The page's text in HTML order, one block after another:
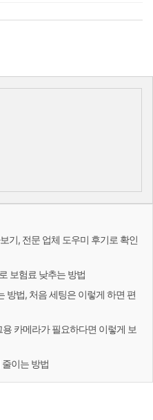
기, 전문 업체 도우미 후기로 확인
보험료 낮추는 방법
방법, 처음 세팅은 이렇게 하면 편
카메라가 필요하다면 이렇게 보
이는 방법